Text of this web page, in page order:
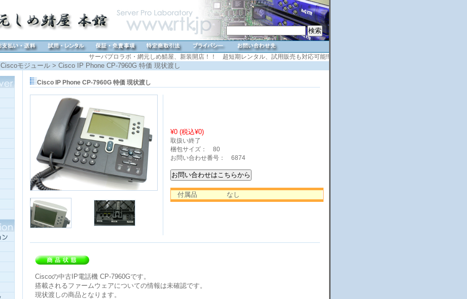
サーバプロラボ・網元しめ鯖屋、新装開店！！ 超短期レンタル、試用販売も対応可能!!
Ciscoモジュール > Cisco IP Phone CP-7960G 特価 現状渡し
Cisco IP Phone CP-7960G 特価 現状渡し
¥0 (税込¥0)
取扱い終了
梱包サイズ： 80
お問い合わせ番号： 6874
付属品 なし
Ciscoの中古IP電話機 CP-7960Gです。
搭載されるファームウェアについての情報は未確認です。
現状渡しの商品となります。